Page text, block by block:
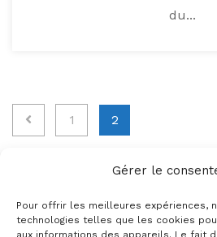
Gérer le
Pour offrir les meilleures expériences,
technologies telles que les cookies
aux informations des appareils. Le fait
du...
Pagination
publications
1 2